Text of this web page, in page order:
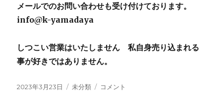
メールでのお問い合わせも受け付けております。
info@k-yamadaya
しつこい営業はいたしません 私自身売り込まれる
事が好きではありません。
投
2023年3月23日
カ
未分類
山
コメント